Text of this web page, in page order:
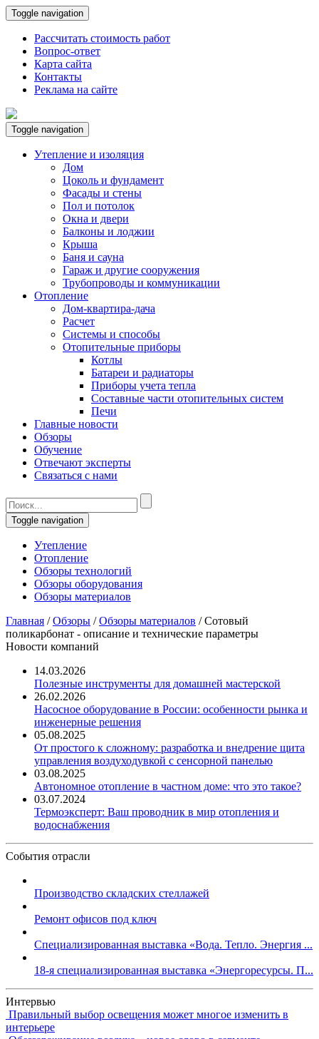
Toggle navigation
Рассчитать стоимость работ
Вопрос-ответ
Карта сайта
Контакты
Реклама на сайте
Toggle navigation
Утепление и изоляция
Дом
Цоколь и фундамент
Фасады и стены
Пол и потолок
Окна и двери
Балконы и лоджии
Крыша
Баня и сауна
Гараж и другие сооружения
Трубопроводы и коммуникации
Отопление
Дом-квартира-дача
Расчет
Системы и способы
Отопительные приборы
Котлы
Батареи и радиаторы
Приборы учета тепла
Составные части отопительных систем
Печи
Главные новости
Обзоры
Обучение
Отвечают эксперты
Связаться с нами
Toggle navigation
Утепление
Отопление
Обзоры технологий
Обзоры оборудования
Обзоры материалов
Главная /Обзоры /Обзоры материалов /Сотовый
поликарбонат - описание и технические параметры
Новости компаний
14.03.2026
Полезные инструменты для домашней мастерской
26.02.2026
Насосное оборудование в России: особенности рынка и
инженерные решения
05.08.2025
От простого к сложному: разработка и внедрение щита
управления воздуходувкой с сенсорной панелью
03.08.2025
Автономное отопление в частном доме: что это такое?
03.07.2024
Термоэксперт: Ваш проводник в мир отопления и
водоснабжения
События отрасли
Производство складских стеллажей
Ремонт офисов под ключ
Специализированная выставка «Вода. Тепло. Энергия ...
18-я специализированная выставка «Энергоресурсы. П...
Интервью
Правильный выбор освещения может многое изменить в
интерьере